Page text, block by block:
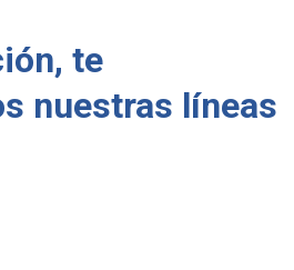
te
nuestras líneas